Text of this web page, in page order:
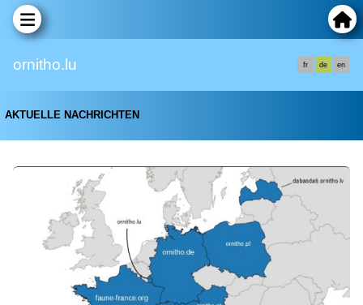
ornitho.lu fr de en
AKTUELLE NACHRICHTEN